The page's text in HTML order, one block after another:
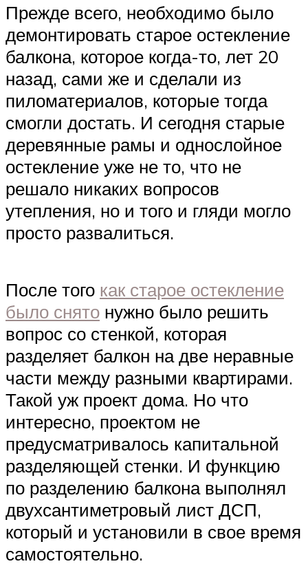
Прежде всего, необходимо было
демонтировать старое остекление
балкона, которое когда-то, лет 20
назад, сами же и сделали из
пиломатериалов, которые тогда
смогли достать. И сегодня старые
деревянные рамы и однослойное
остекление уже не то, что не
решало никаких вопросов
утепления, но и того и гляди могло
просто развалиться.
После того как старое остекление
было снято нужно было решить
вопрос со стенкой, которая
разделяет балкон на две неравные
части между разными квартирами.
Такой уж проект дома. Но что
интересно, проектом не
предусматривалось капитальной
разделяющей стенки. И функцию
по разделению балкона выполнял
двухсантиметровый лист ДСП,
который и установили в свое время
самостоятельно.